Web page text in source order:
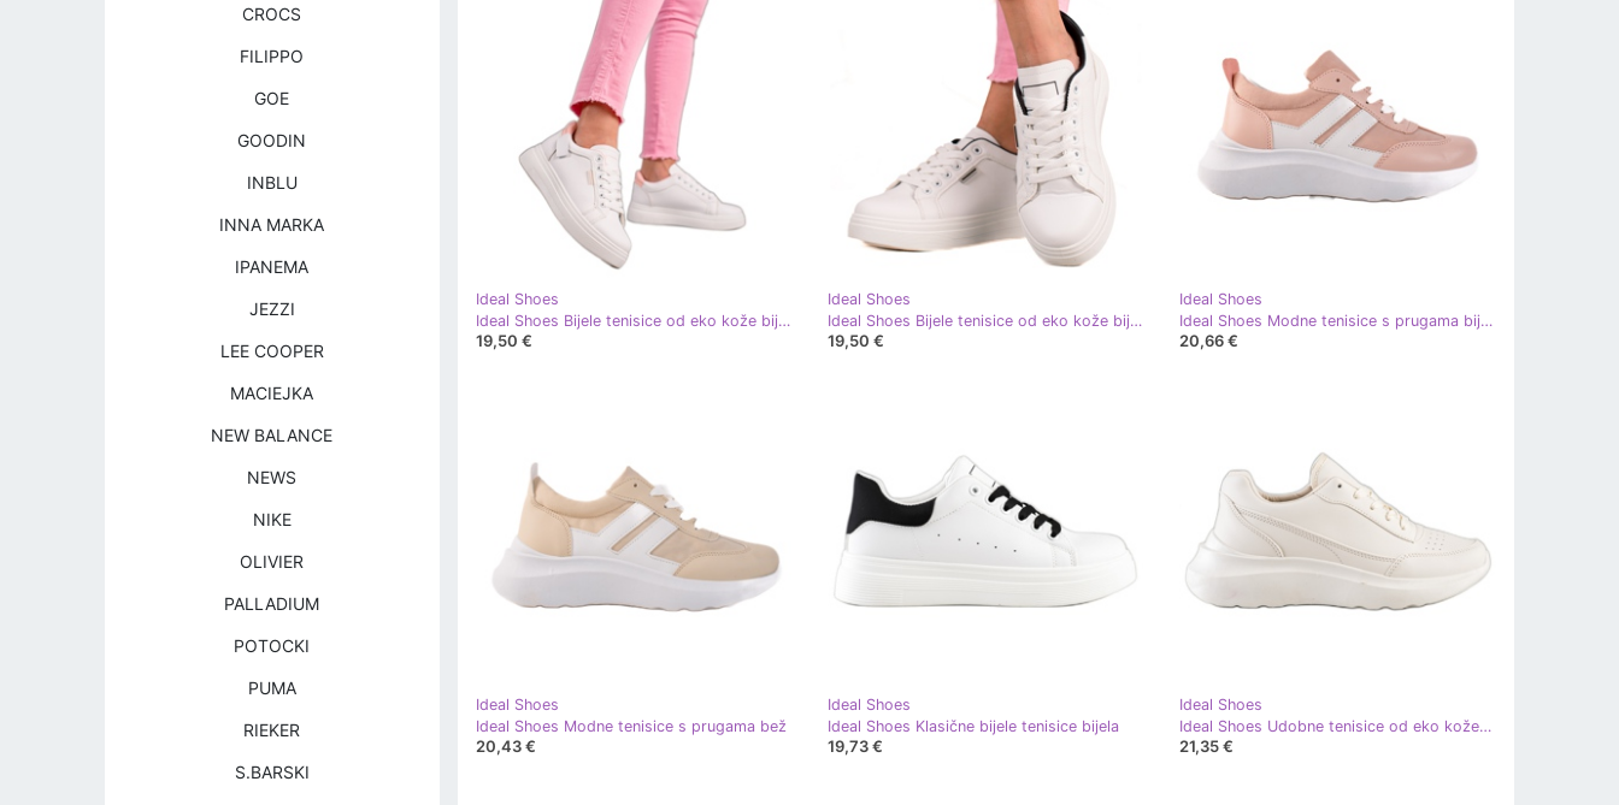
Ideal Shoes
Ideal Shoes Bijele tenisice od eko kože bijela ružičasta
19,50 €
Ideal Shoes
Ideal Shoes Bijele tenisice od eko kože bijela crna
19,50 €
Ideal Shoes
Ideal Shoes Modne tenisice s prugama bijela ružičasta
20,66 €
Ideal Shoes
Ideal Shoes Modne tenisice s prugama bež
20,43 €
Ideal Shoes
Ideal Shoes Klasične bijele tenisice bijela
19,73 €
Ideal Shoes
Ideal Shoes Udobne tenisice od eko kože bež
21,35 €
CROCS
FILIPPO
GOE
GOODIN
INBLU
INNA MARKA
IPANEMA
JEZZI
LEE COOPER
MACIEJKA
NEW BALANCE
NEWS
NIKE
OLIVIER
PALLADIUM
POTOCKI
PUMA
RIEKER
S.BARSKI